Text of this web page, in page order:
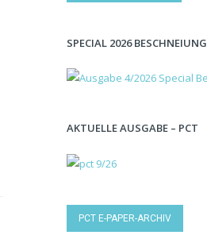
SPECIAL 2026 BESCHNEIUNG
AKTUELLE AUSGABE – PCT
PCT E-PAPER-ARCHIV